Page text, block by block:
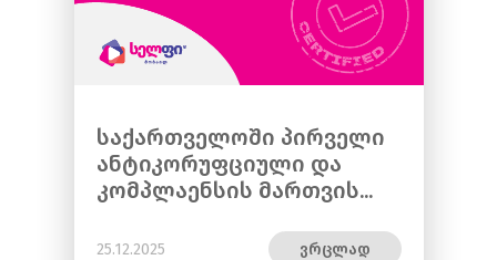
საქართველოში პირველი
ანტიკორუფციული და
კომპლაენსის მართვის...
25.12.2025 ვრცლად